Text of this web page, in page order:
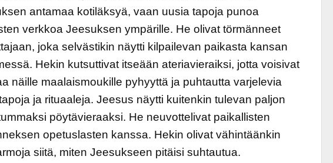
antamaa kotiläksyä, vaan uusia tapoja punoa
verkkoa Jeesuksen ympärille. He olivat törmänneet
joka selvästikin näytti kilpailevan paikasta kansan
Hekin kutsuttivat itseään ateriavieraiksi, jotta voisivat
näille maalaismoukille pyhyyttä ja puhtautta varjelevia
ja rituaaleja. Jeesus näytti kuitenkin tulevan paljon
pöytävieraaksi. He neuvottelivat paikallisten
opetuslasten kanssa. Hekin olivat vähintäänkin
siitä, miten Jeesukseen pitäisi suhtautua.